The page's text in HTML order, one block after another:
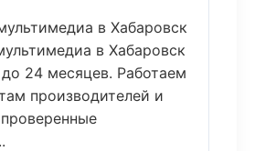
в Хабаровск
в Хабаровск
24 месяцев. Работаем
производителей и